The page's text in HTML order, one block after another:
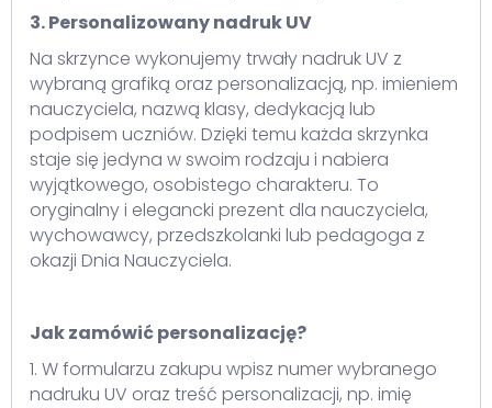
3. Personalizowany nadruk UV
Na skrzynce wykonujemy trwały nadruk UV z
wybraną grafiką oraz personalizacją, np. imieniem
nauczyciela, nazwą klasy, dedykacją lub
podpisem uczniów. Dzięki temu każda skrzynka
staje się jedyna w swoim rodzaju i nabiera
wyjątkowego, osobistego charakteru. To
oryginalny i elegancki prezent dla nauczyciela,
wychowawcy, przedszkolanki lub pedagoga z
okazji Dnia Nauczyciela.
Jak zamówić personalizację?
1. W formularzu zakupu wpisz numer wybranego
nadruku UV oraz treść personalizacji, np. imię